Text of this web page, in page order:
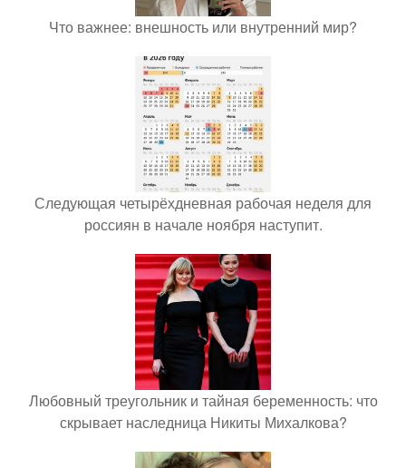
Что важнее: внешность или внутренний мир?
Следующая четырёхдневная рабочая неделя для
россиян в начале ноября наступит.
Любовный треугольник и тайная беременность: что
скрывает наследница Никиты Михалкова?